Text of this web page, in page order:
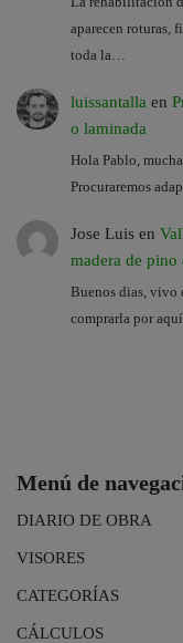
aparecen roturas,
toda la…
luissantalla en
o laminada
Hola Pablo,
Procuraremos
Jose Luis en
madera de pino
Buenos dias, vivo
comprarla por
Menú de
DIARIO DE OBRA
VISORES
CATEGORÍAS
CÁLCULOS